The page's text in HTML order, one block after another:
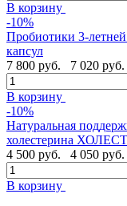
В корзину
-10%
Пробиотики 3-
капсул
7 800 руб.
7 020 руб.
В корзину
-10%
Натуральная
холестерина
4 500 руб.
4 050 руб.
В корзину